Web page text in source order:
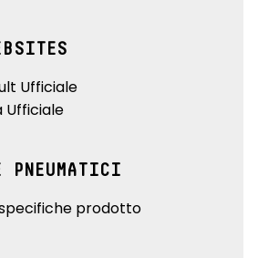
Ufficiale
Ufficiale
PNEUMATICI
prodotto